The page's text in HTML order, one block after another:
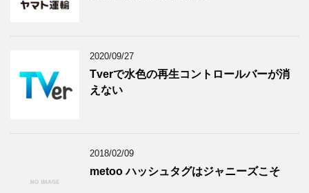
2020/09/27
Tverで水色の再生コントロールバーが消
えない
2018/02/09
metoo ハッシュタグはジャニーズこそ